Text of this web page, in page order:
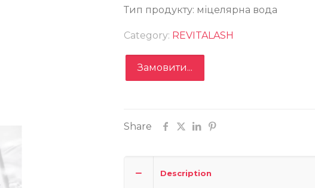
Тип продукту: міцелярна вода
Category: REVITALASH
Замовити...
Share
Description
ВОДА MICELLAR WATER LASH WASH ДЛЯ